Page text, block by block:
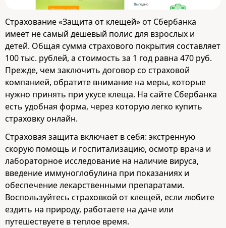
Страхование «Защита от клещей» от Сбербанка
имеет не самый дешевый полис для взрослых и
детей. Общая сумма страхового покрытия составляет
100 тыс. рублей, а стоимость за 1 год равна 470 руб.
Прежде, чем заключить договор со страховой
компанией, обратите внимание на меры, которые
нужно принять при укусе клеща. На сайте Сбербанка
есть удобная форма, через которую легко купить
страховку онлайн.
Страховая защита включает в себя: экстренную
скорую помощь и госпитализацию, осмотр врача и
лабораторное исследование на наличие вируса,
введение иммуноглобулина при показаниях и
обеспечение лекарственными препаратами.
Воспользуйтесь страховкой от клещей, если любите
ездить на природу, работаете на даче или
путешествуете в теплое время.